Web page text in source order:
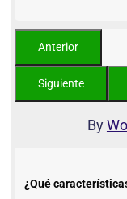
By
¿Qué